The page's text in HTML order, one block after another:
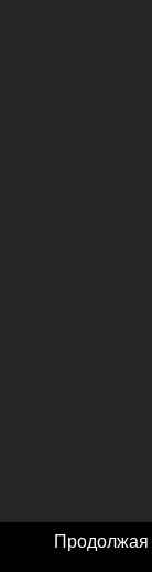
Продолжая